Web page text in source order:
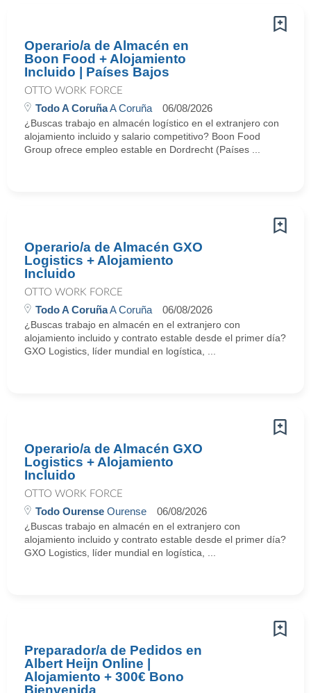
Operario/a de Almacén en
Boon Food + Alojamiento
Incluido | Países Bajos
OTTO WORK FORCE
Todo A CoruñaA Coruña 06/08/2026
¿Buscas trabajo en almacén logístico en el extranjero con
alojamiento incluido y salario competitivo? Boon Food
Group ofrece empleo estable en Dordrecht (Países ...
Operario/a de Almacén GXO
Logistics + Alojamiento
Incluido
OTTO WORK FORCE
Todo A CoruñaA Coruña 06/08/2026
¿Buscas trabajo en almacén en el extranjero con
alojamiento incluido y contrato estable desde el primer día?
GXO Logistics, líder mundial en logística, ...
Operario/a de Almacén GXO
Logistics + Alojamiento
Incluido
OTTO WORK FORCE
Todo Ourense Ourense 06/08/2026
¿Buscas trabajo en almacén en el extranjero con
alojamiento incluido y contrato estable desde el primer día?
GXO Logistics, líder mundial en logística, ...
Preparador/a de Pedidos en
Albert Heijn Online |
Alojamiento + 300€ Bono
Bienvenida